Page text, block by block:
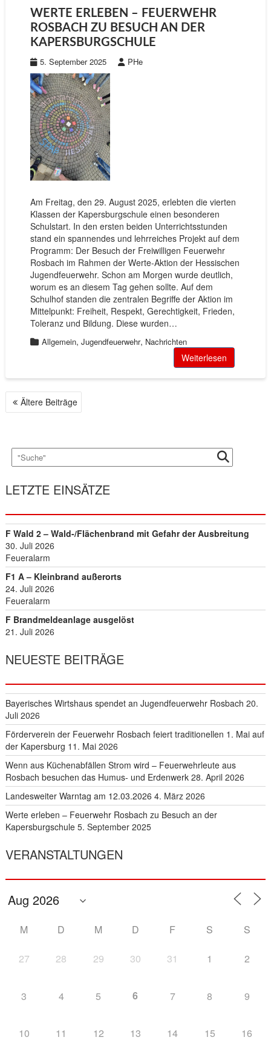
WERTE ERLEBEN – FEUERWEHR
ROSBACH ZU BESUCH AN DER
KAPERSBURGSCHULE
5. September 2025 PHe
Am Freitag, den 29. August 2025, erlebten die vierten
Klassen der Kapersburgschule einen besonderen
Schulstart. In den ersten beiden Unterrichtsstunden
stand ein spannendes und lehrreiches Projekt auf dem
Programm: Der Besuch der Freiwilligen Feuerwehr
Rosbach im Rahmen der Werte-Aktion der Hessischen
Jugendfeuerwehr. Schon am Morgen wurde deutlich,
worum es an diesem Tag gehen sollte. Auf dem
Schulhof standen die zentralen Begriffe der Aktion im
Mittelpunkt: Freiheit, Respekt, Gerechtigkeit, Frieden,
Toleranz und Bildung. Diese wurden…
Allgemein, Jugendfeuerwehr, Nachrichten
Weiterlesen
B
T
R
G
N
A
V
I
G
A
T
I
O
N
Ältere Beiträge
LETZTE EINSÄTZE
F Wald 2 – Wald-/Flächenbrand mit Gefahr der Ausbreitung
30. Juli 2026
Feueralarm
F1 A – Kleinbrand außerorts
24. Juli 2026
Feueralarm
F Brandmeldeanlage ausgelöst
21. Juli 2026
NEUESTE BEITRÄGE
Bayerisches Wirtshaus spendet an Jugendfeuerwehr Rosbach 20.
Juli 2026
Förderverein der Feuerwehr Rosbach feiert traditionellen 1. Mai auf
der Kapersburg 11. Mai 2026
Wenn aus Küchenabfällen Strom wird – Feuerwehrleute aus
Rosbach besuchen das Humus- und Erdenwerk 28. April 2026
Landesweiter Warntag am 12.03.2026 4. März 2026
Werte erleben – Feuerwehr Rosbach zu Besuch an der
Kapersburgschule 5. September 2025
VERANSTALTUNGEN
M D M D F S S
27 28 29 30 31 1 2
3 4 5 6 7 8 9
10 11 12 13 14 15 16